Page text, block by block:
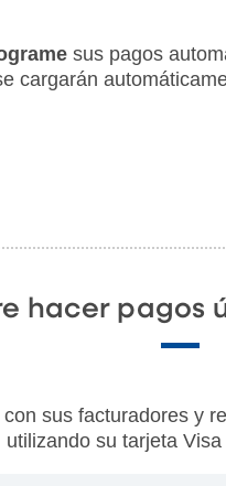
sus pagos
cargarán
hacer pagos
sus facturadores y
utilizando su tarjeta